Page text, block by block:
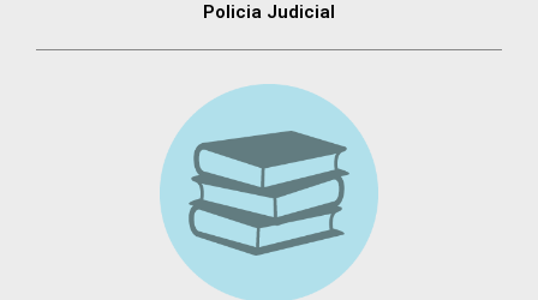
Policia Judicial